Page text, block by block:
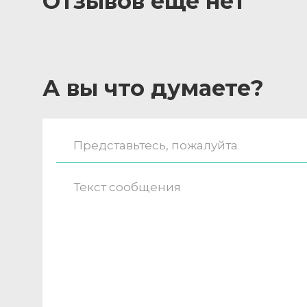
А вы что думаете?